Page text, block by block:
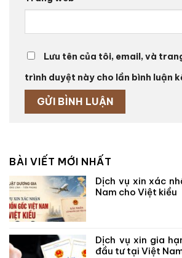
Lưu tên của tôi, email, và
trình duyệt này cho lần bình luận
BÀI VIẾT MỚI NHẤT
Dịch vụ xin xác
Nam cho Việt kiều
Dịch vụ xin gia
đầu tư tại Việt